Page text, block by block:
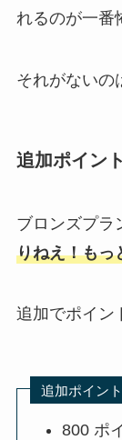
れるのが一番
それがないの
追加ポイント
ブロンズプラ
りねえ！もっ
追加でポイン
追加ポイント
800 ポ